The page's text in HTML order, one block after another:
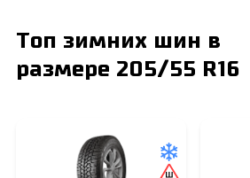
Топ зимних шин в
размере 205/55 R16